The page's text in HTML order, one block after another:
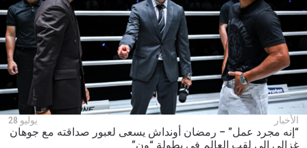
الأخبار يوليو 28
“إنه مجرد عمل” – رمضان أونداش يسعى لعبور صداقته مع جوهان
غزالي إلى لقب العالم في بطولة “ون”